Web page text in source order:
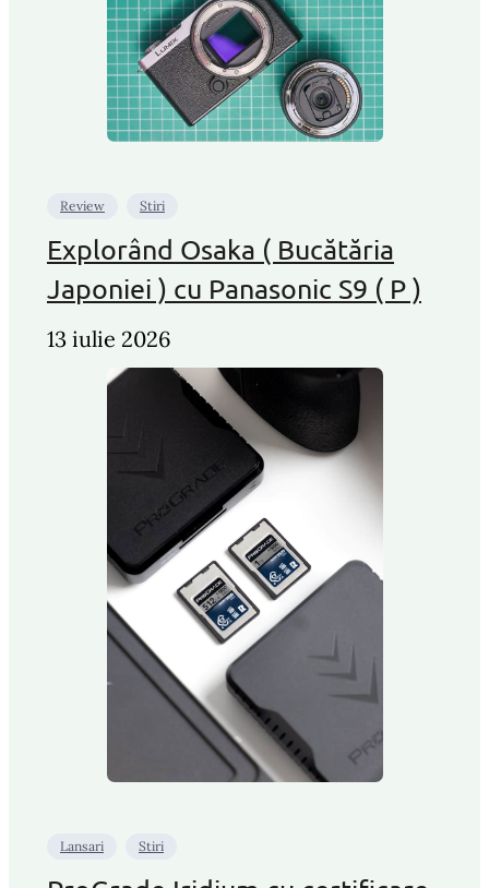
Review Stiri
Explorând Osaka ( Bucătăria
Japoniei ) cu Panasonic S9 ( P )
13 iulie 2026
Lansari Stiri